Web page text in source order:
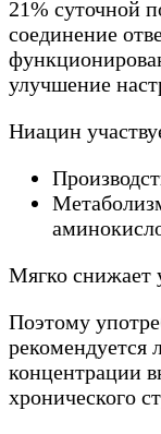
21% суточной
соединение
улучшение
Ниацин
Мягко снижает
Поэтому
концентрации
хронического